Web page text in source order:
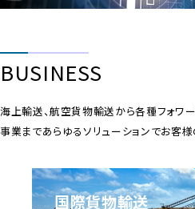
BUSINESS
海上輸送、航空貨物輸送から各種フォワ
事業まであらゆるソリューションでお客
国際貨物輸送